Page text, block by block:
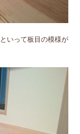
いって板目の模様が